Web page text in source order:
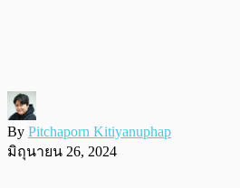
By Pitchaporn Kitiyanuphap
มิถุนายน 26, 2024